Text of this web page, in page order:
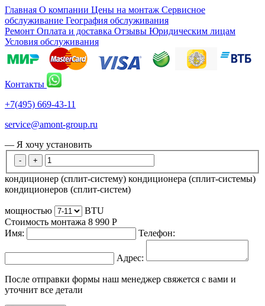
Главная О компании Цены на монтаж Сервисное
обслуживание География обслуживания
Ремонт Оплата и доставка Отзывы Юридическим лицам
Условия обслуживания
Контакты
+7(495) 669-43-11
service@amont-group.ru
— Я хочу установить
- +
кондиционер (сплит-систему) кондиционера (сплит-системы)
кондиционеров (сплит-систем)
мощностью
BTU
Стоимость монтажа 8 990 Р
Имя:
Телефон:
Адрес:
После отправки формы наш менеджер свяжется с вами и
уточнит все детали